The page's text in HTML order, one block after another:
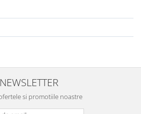
NEWSLETTER
si promotiile noastre